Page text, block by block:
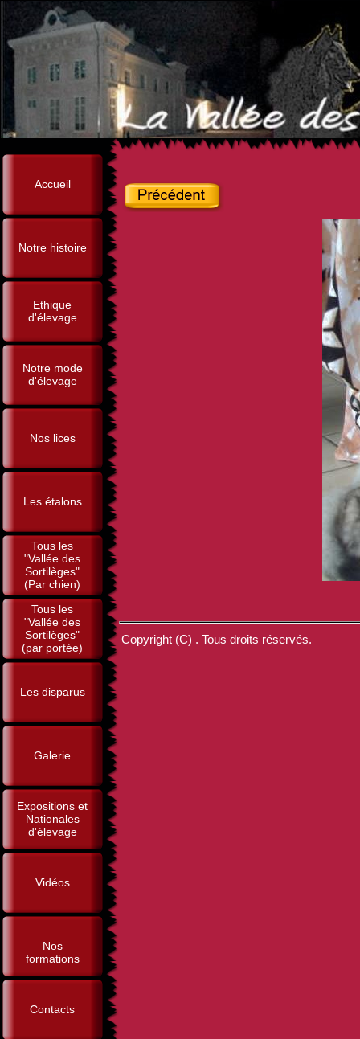
Accueil
Notre histoire
Ethique
d'élevage
Notre mode
d'élevage
Nos lices
Les étalons
Tous les
"Vallée des
Sortilèges"
(Par chien)
Tous les
"Vallée des
Sortilèges"
(par portée)
Les disparus
Galerie
Expositions et
Nationales
d'élevage
Vidéos
Nos
formations
Contacts
Copyright (C) . Tous droits réservés.